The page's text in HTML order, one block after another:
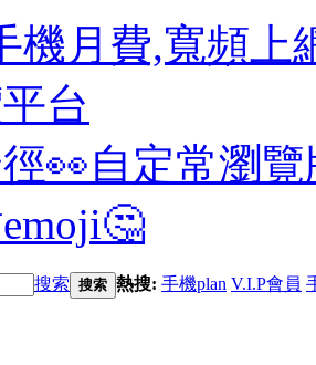
機月費,寬頻上
台
👀自定常瀏
搜索 搜索 熱搜: 手機plan V.I.P會員